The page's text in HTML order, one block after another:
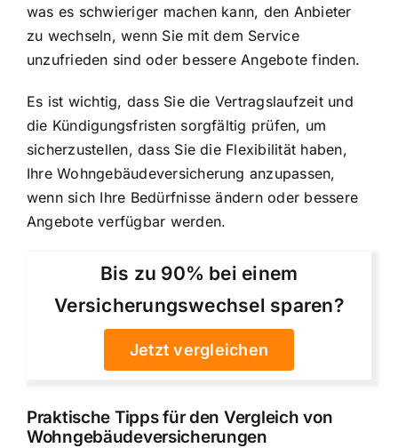
was es schwieriger machen kann, den Anbieter
zu wechseln, wenn Sie mit dem Service
unzufrieden sind oder bessere Angebote finden.
Es ist wichtig, dass Sie die Vertragslaufzeit und
die Kündigungsfristen sorgfältig prüfen, um
sicherzustellen, dass Sie die Flexibilität haben,
Ihre Wohngebäudeversicherung anzupassen,
wenn sich Ihre Bedürfnisse ändern oder bessere
Angebote verfügbar werden.
Bis zu 90% bei einem
Versicherungswechsel sparen?
Jetzt vergleichen
Praktische Tipps für den Vergleich von
Wohngebäudeversicherungen